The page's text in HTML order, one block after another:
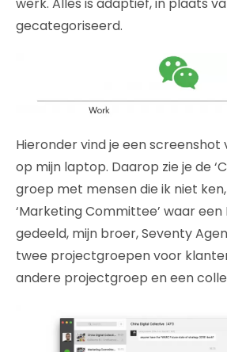
gecategoriseerd.
Hieronder vind je een screenshot
op mijn laptop. Daarop zie je de
groep met mensen die ik niet
‘Marketing Committee’ waar een
gedeeld, mijn broer, Seventy
twee projectgroepen voor
andere projectgroep en een